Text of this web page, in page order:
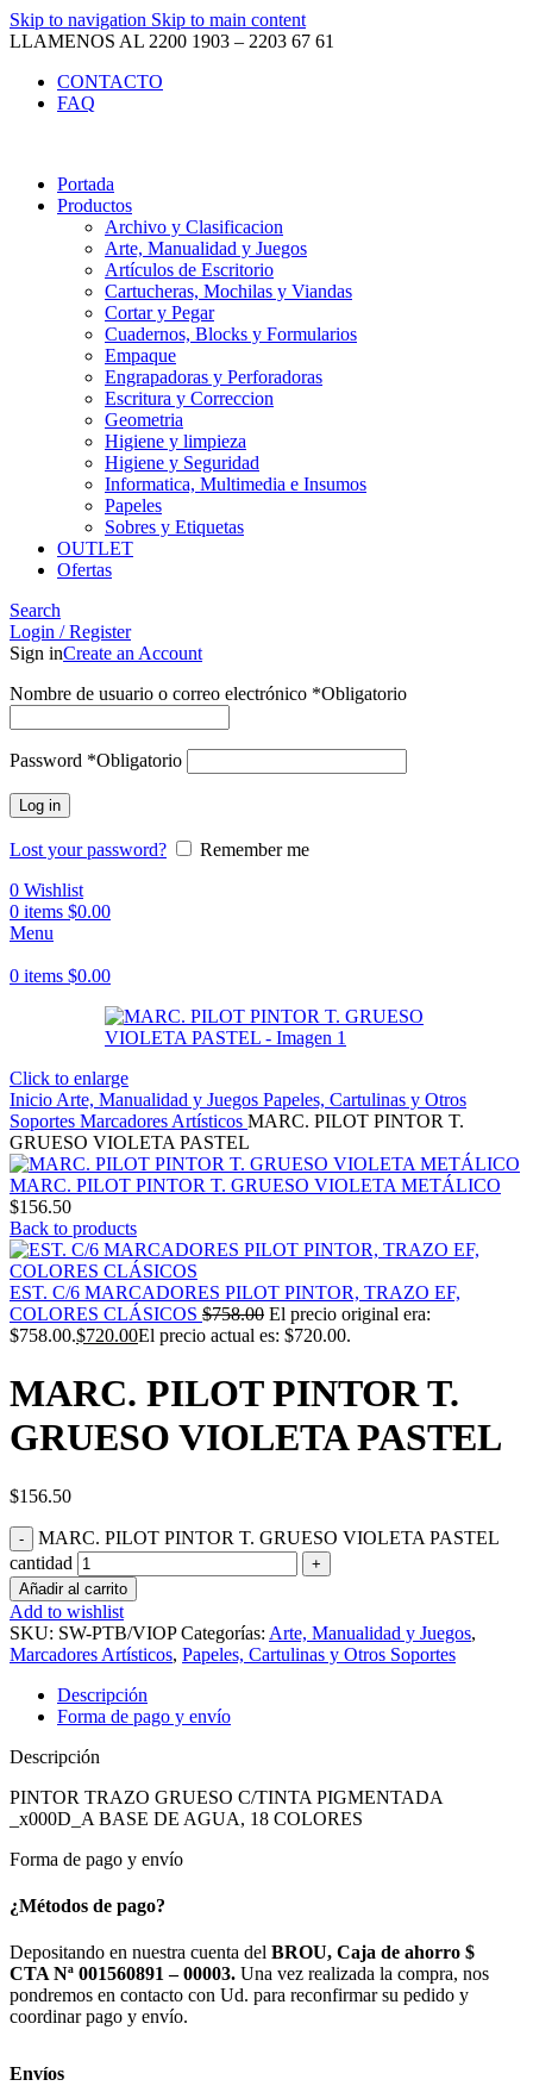
Skip to navigation Skip to main content
LLAMENOS AL 2200 1903 – 2203 67 61
CONTACTO
FAQ
Portada
Productos
Archivo y Clasificacion
Arte, Manualidad y Juegos
Artículos de Escritorio
Cartucheras, Mochilas y Viandas
Cortar y Pegar
Cuadernos, Blocks y Formularios
Empaque
Engrapadoras y Perforadoras
Escritura y Correccion
Geometria
Higiene y limpieza
Higiene y Seguridad
Informatica, Multimedia e Insumos
Papeles
Sobres y Etiquetas
OUTLET
Ofertas
Search
Login / Register
Sign inCreate an Account
Nombre de usuario o correo electrónico *Obligatorio
Password *Obligatorio
Log in
Lost your password?
Remember me
0 Wishlist
0 items $0.00
Menu
0 items $0.00
Click to enlarge
Inicio Arte, Manualidad y Juegos Papeles, Cartulinas y Otros
Soportes Marcadores Artísticos MARC. PILOT PINTOR T.
GRUESO VIOLETA PASTEL
MARC. PILOT PINTOR T. GRUESO VIOLETA METÁLICO
$156.50
Back to products
EST. C/6 MARCADORES PILOT PINTOR, TRAZO EF,
COLORES CLÁSICOS $758.00 El precio original era:
$758.00.$720.00El precio actual es: $720.00.
MARC. PILOT PINTOR T.
GRUESO VIOLETA PASTEL
$156.50
MARC. PILOT PINTOR T. GRUESO VIOLETA PASTEL
cantidad
Añadir al carrito
Add to wishlist
SKU: SW-PTB/VIOPCategorías: Arte, Manualidad y Juegos,
Marcadores Artísticos, Papeles, Cartulinas y Otros Soportes
Descripción
Forma de pago y envío
Descripción
PINTOR TRAZO GRUESO C/TINTA PIGMENTADA
_x000D_A BASE DE AGUA, 18 COLORES
Forma de pago y envío
¿Métodos de pago?
Depositando en nuestra cuenta del BROU, Caja de ahorro $
CTA Nª 001560891 – 00003. Una vez realizada la compra, nos
pondremos en contacto con Ud. para reconfirmar su pedido y
coordinar pago y envío.
Envíos